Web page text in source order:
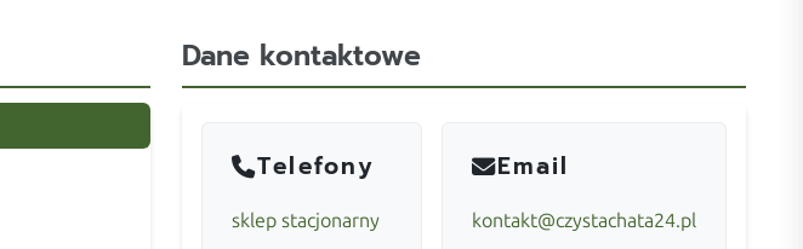
Dane kontaktowe
Telefony
sklep stacjonarny
Email
kontakt@czystachata24.pl